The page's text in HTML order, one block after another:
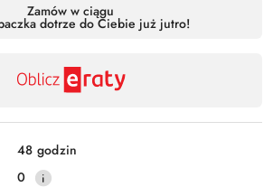
Zamów w ciągu
dotrze do Ciebie już jutro!
48 godzin
0